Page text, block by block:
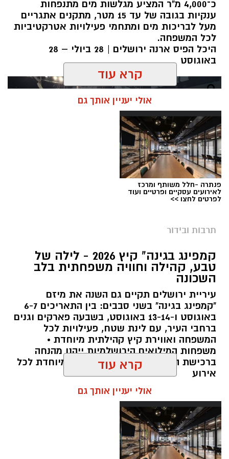
כ־4,000 מ"ר המציע מגלשות מים מתנפחות
ענקיות בגובה של עד 15 מטר, מתקנים אתגריים
מעל לבריכות מים ומתחמי פעילויות אטרקטיביות
לכל המשפחה.
היכל הפיס ארנה ירושלים | 28 ביולי – 28
באוגוסט
מערכת ירושלים נט / 10:00 28.07.26
תגים:פארק המים
עיריית ירושלים, באמצעות החברה העירונית
"אריאל", מרעננת את הקיץ הירושלמי עם ארנה
PARK - פארק המים האתגרי של ירושלים, שייפתח
היום (ג', 28 ביולי ) בהיכל הפיס ארנה בירושלים.
הפארק החדש יתפרס על פני שני מתחמים
מרכזיים, מתחם חיצוני פתוח ומתחם פנימי מקורה.
המתחם החיצוני יכלול מגוון מתנפחי ענק של
חווייתית לכל המשפחה. בחלל הפנימי של היכל
הפיס ארנה יוקם מתחם מתקנים אתגריים ייחודי
מעל לבריכות מים, שיעניק לילדים ובני נוער חוויה
קרא עוד
אולי יעניין אותך גם
פנתרה -חלל משותף ומרכז
לאירועים עסקיים ופרטיים ועוד
לפרטים לחצו >>
תרבות ובידור
קמפינג בגינה" קיץ 2026 - לילה של
טבע, קהילה וחוויה משפחתית בלב
השכונה
עיריית ירושלים תקיים גם השנה את מיזם
"קמפינג בגינה" בשני סבבים: בין התאריכים 6-7
באוגוסט ו-13-14 באוגוסט, בשבעה פארקים וגנים
ברחבי העיר, עם לינת שטח, פעילויות לכל
המשפחה ואווירת קיץ קהילתית מיוחדת •
משפחות המילואים הירושלמיות ייהנו מהנחה
ברכישת הכרטיסים ושמירת הקצאה מיוחדת לכל
אירוע
קרא עוד
אולי יעניין אותך גם